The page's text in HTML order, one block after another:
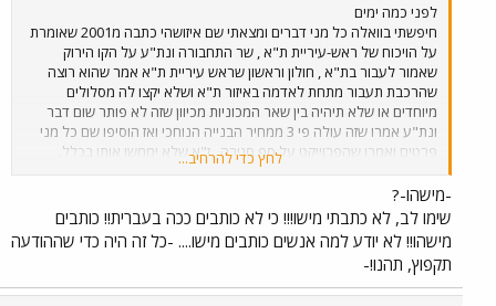
לפני כמה ימים
חיפשתי בוואלה כל מני דברים ומצאתי שם איזושהי כתבה מ2001 שאומרת
על הויכוח של ראש-עיריית ת"א , שר התחבורה ונת"ע על הקו הירוק
שאמור לעבור בת"א , חולון וראשון שראש עיריית ת"א אמר שהוא רוצה
שהרכבת תעבור מתחת לאדמה באיזור ת"א ושלא יקצו לה מסלולים
מיוחדים או שלא תיהיה בין שאר המכוניות מכיוון שזה לא פותר שום דבר
ונת"ע אמרו שזה עולה פי 3 ממחיר הבנייה הנוחכי ואז הוסיפו שם כל מני
פרטים ואמרו שהפרוייקט על סף סגירה , ז"א שלא יממשו אותו בכלל.
מישהו יודע אם בכול זאת יממשו את הפרוייקט או לא (אני מדבר על הקו
הירוק, לא האדום.) תודה
לחץ כדי להרחיב...
-מישהו-?
שימו לב, לא כתבתי מישו!!! כי לא כותבים ככה בעברית!! כותבים
מישהו!! לא יודע למה אנשים כותבים מישו.... -כל זה היה כדי שההודעה
תקפוץ, תהנו!-